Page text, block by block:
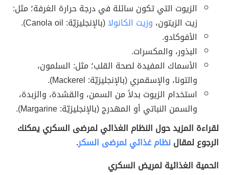
الزيوت التي تكون سائلة في درجة حرارة الغرفة؛ مثل:
زيت الزيتون، وزيت الكانولا(بالإنجليزيّة: Canola oil).
الأفوكادو.
البذور، والمكسرات.
الأسماك المفيدة لصحة القلب؛ مثل: السلمون،
والتونا، والإسقمري (بالإنجليزيّة: Mackerel).
استخدام الزيوت بدلاً من السمن، والقشدة، والزبدة،
والسمن النباتي أو المهدرج (بالإنجليزيّة: Margarine).
لقراءة المزيد حول النظام الغذائي لمرضى السكري يمكنك
الرجوع لمقالنظام غذائي لمرضى السكر.
الحمية الغذائية لمريض السكري